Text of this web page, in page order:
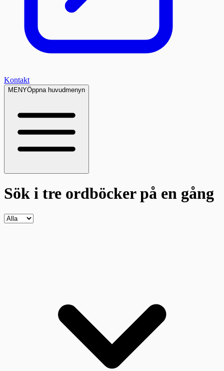
Kontakt
MENYÖppna huvudmenyn
Sök i tre ordböckerpå en gång